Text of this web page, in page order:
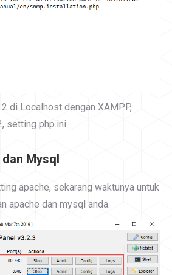
di Localhost dengan XAMPP,
setting php.ini
Mysql
apache, sekarang waktunya untuk
apache dan mysql anda.